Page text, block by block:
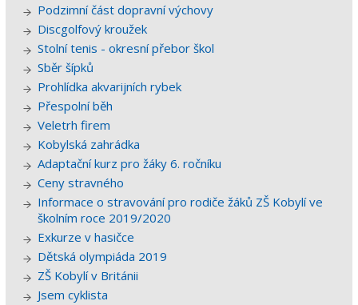
Podzimní část dopravní výchovy
Discgolfový kroužek
Stolní tenis - okresní přebor škol
Sběr šípků
Prohlídka akvarijních rybek
Přespolní běh
Veletrh firem
Kobylská zahrádka
Adaptační kurz pro žáky 6. ročníku
Ceny stravného
Informace o stravování pro rodiče žáků ZŠ Kobylí ve
školním roce 2019/2020
Exkurze v hasičce
Dětská olympiáda 2019
ZŠ Kobylí v Británii
Jsem cyklista